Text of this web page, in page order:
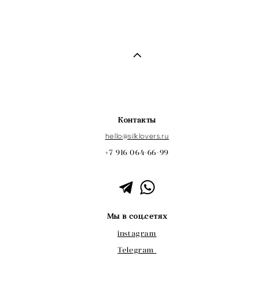
Контакты
hello@silklovers.ru
+7 916 064-66-99
Мы в соц.сетях
instagram
Telegram